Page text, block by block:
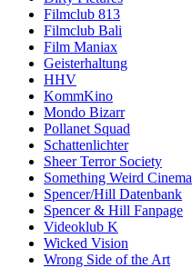
Filmclub 813
Filmclub Bali
Film Maniax
Geisterhaltung
HHV
KommKino
Mondo Bizarr
Pollanet Squad
Schattenlichter
Sheer Terror Society
Something Weird Cinema
Spencer/Hill Datenbank
Spencer & Hill Fanpage
Videoklub K
Wicked Vision
Wrong Side of the Art